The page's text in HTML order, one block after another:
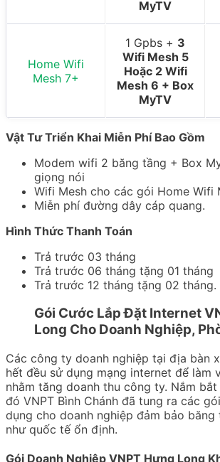
MyTV
Home Wifi
Mesh 7+
1 Gpbs + 3
Wifi Mesh 5
Hoặc 2 Wifi
Mesh 6 + Box
MyTV
Vật Tư Triển Khai Miễn Phí Bao Gồm
Modem wifi 2 băng tầng + Box
giọng nói
Wifi Mesh cho các gói Home Wifi
Miễn phí đường dây cáp quang.
Hình Thức Thanh Toán
Trả trước 03 tháng
Trả trước 06 tháng tặng 01 tháng
Trả trước 12 tháng tặng 02 tháng.
Gói Cước Lắp Đặt Internet
Long Cho Doanh Nghiệp,
Các công ty doanh nghiệp tại địa bàn
hết đều sử dụng mạng internet để làm
nhằm tăng doanh thu công ty. Nắm
đó VNPT Bình Chánh đã tung ra các
dụng cho doanh nghiệp đảm bảo
như quốc tế ổn định.
Gói Doanh Nghiệp VNPT Hưng Long